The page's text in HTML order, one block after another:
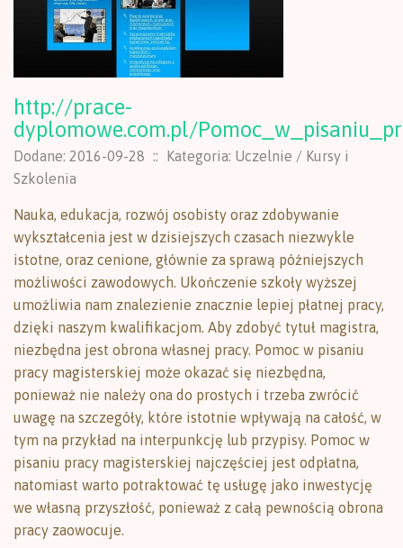
http://prace-
dyplomowe.com.pl/
Dodane: 2016-09-28 ::
Kategoria: Uczelnie / Kursy i
Szkolenia
Nauka, edukacja, rozwój osobisty oraz zdobywanie
wykształcenia jest w dzisiejszych czasach niezwykle
istotne, oraz cenione, głównie za sprawą późniejszych
możliwości zawodowych. Ukończenie szkoły wyższej
umożliwia nam znalezienie znacznie lepiej płatnej pracy,
dzięki naszym kwalifikacjom. Aby zdobyć tytuł magistra,
niezbędna jest obrona własnej pracy. Pomoc w pisaniu
pracy magisterskiej może okazać się niezbędna,
ponieważ nie należy ona do prostych i trzeba zwrócić
uwagę na szczegóły, które istotnie wpływają na całość, w
tym na przykład na interpunkcję lub przypisy. Pomoc w
pisaniu pracy magisterskiej najczęściej jest odpłatna,
natomiast warto potraktować tę usługę jako inwestycję
we własną przyszłość, ponieważ z całą pewnością obrona
pracy zaowocuje.